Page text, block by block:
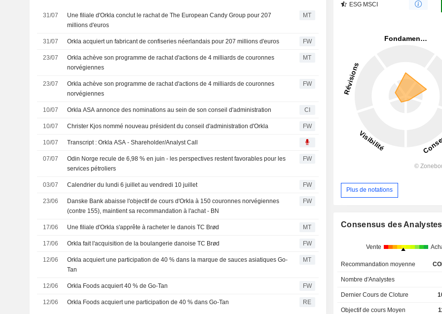
31/07
Une filiale d'Orkla conclut le rachat de The European Candy Group pour 207
millions d'euros
MT
31/07 Orkla acquiert un fabricant de confiseries néerlandais pour 207 millions d'euros FW
23/07
Orkla achève son programme de rachat d'actions de 4 milliards de couronnes
norvégiennes
MT
23/07
Orkla achève son programme de rachat d'actions de 4 milliards de couronnes
norvégiennes
FW
10/07 Orkla ASA annonce des nominations au sein de son conseil d'administration CI
10/07 Christer Kjos nommé nouveau président du conseil d'administration d'Orkla FW
10/07 Transcript : Orkla ASA - Shareholder/Analyst Call
07/07
Odin Norge recule de 6,98 % en juin - les perspectives restent favorables pour les
services pétroliers
FW
03/07 Calendrier du lundi 6 juillet au vendredi 10 juillet FW
23/06
Danske Bank abaisse l'objectif de cours d'Orkla à 150 couronnes norvégiennes
(contre 155), maintient sa recommandation à l'achat - BN
FW
17/06 Une filiale d'Orkla s'apprête à racheter le danois TC Brød MT
17/06 Orkla fait l'acquisition de la boulangerie danoise TC Brød FW
12/06
Orkla acquiert une participation de 40 % dans la marque de sauces asiatiques Go-
Tan
MT
12/06 Orkla Foods acquiert 40 % de Go-Tan FW
12/06 Orkla Foods acquiert une participation de 40 % dans Go-Tan RE
ESG MSCI
Plus de notations
Consensus des Analystes
Vente
Recommandation moyenne
Nombre d'Analystes
Dernier Cours de Cloture
Objectif de cours Moyen